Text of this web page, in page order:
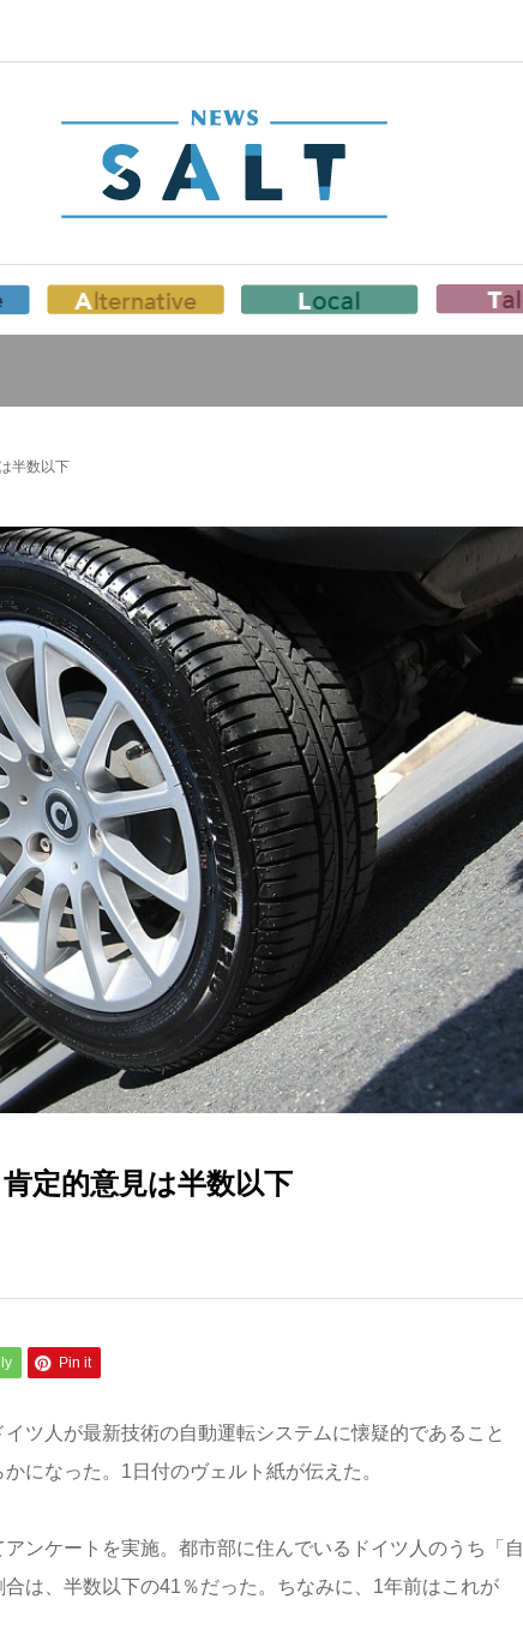
半数以下
定的意見は半数以下
Pin it
ツ人が最新技術の自動運転システムに懐疑的であること
になった。1日付のヴェルト紙が伝えた。
ンケートを実施。都市部に住んでいるドイツ人のうち「自
は、半数以下の41％だった。ちなみに、1年前はこれが